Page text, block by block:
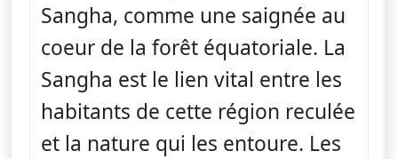
Sangha, comme une saignée au
coeur de la forêt équatoriale. La
Sangha est le lien vital entre les
habitants de cette région reculée
et la nature qui les entoure. Les